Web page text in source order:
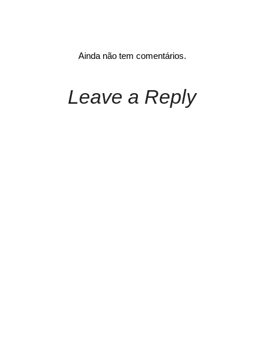
Ainda não tem comentários.
Leave a Reply